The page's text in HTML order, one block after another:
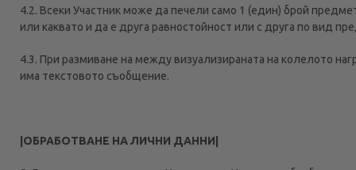
4.2. Всеки Участник може да печели само 1 (един) брой
или каквато и да е друга равностойност или с друга по вид
4.3. При размиване на между визуализираната на колелото
има текстовото съобщение.
|ОБРАБОТВАНЕ НА ЛИЧНИ ДАННИ|